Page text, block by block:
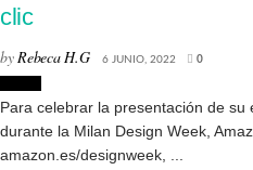
clic
byRebeca H.G 6 JUNIO, 2022 0
Para celebrar la presentación de su
durante la Milan Design Week,
amazon.es/designweek, ...